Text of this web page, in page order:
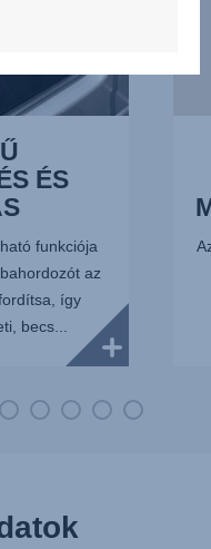
ÉS
funkciója
az
így
becs...